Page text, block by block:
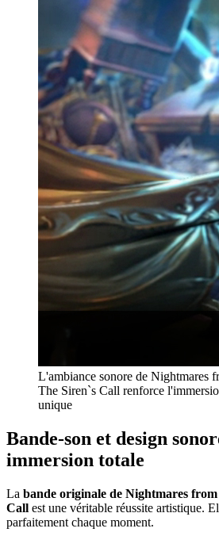
L'ambiance sonore de Nightmares
The Siren`s Call renforce
unique
Bande-son et design
immersion totale
La bande originale de Nightmares
Call est une véritable réussite artistique.
parfaitement chaque moment.